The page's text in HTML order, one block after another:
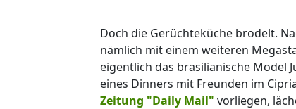
Doch die Gerüchteküche brodelt.
nämlich mit einem weiteren
eigentlich das brasilianische Model
eines Dinners mit Freunden im
Zeitung "Daily Mail" vorliegen,